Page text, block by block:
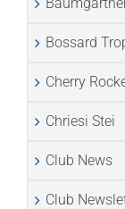
Bossard
Cherry
Chriesi Stei
Club News
Club